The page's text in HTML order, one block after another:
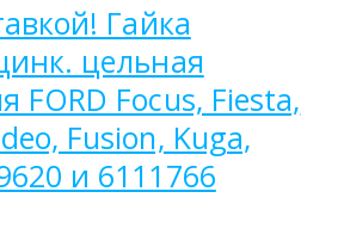
Гайка
цельная
FORD Focus, Fiesta,
Fusion, Kuga,
и 6111766